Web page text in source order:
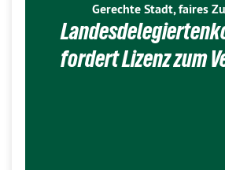
Gerechte Stadt, faires
fordert Lizenz zum